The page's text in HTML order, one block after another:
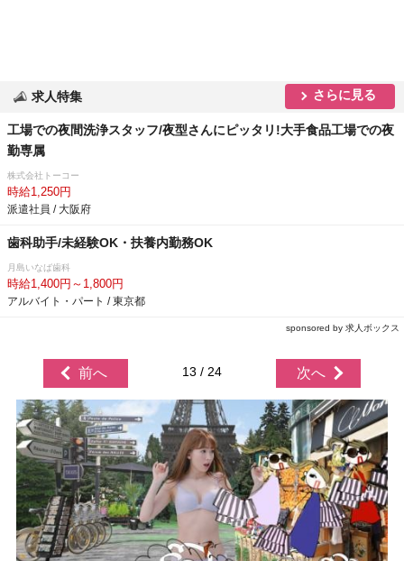
求人特集 さらに見る
工場での夜間洗浄スタッフ/夜型さんにピッタリ!大手食品工場での夜
勤専属
株式会社トーコー
時給1,250円
派遣社員 / 大阪府
歯科助手/未経験OK・扶養内勤務OK
月島いなば歯科
時給1,400円～1,800円
アルバイト・パート / 東京都
sponsored by 求人ボックス
前へ 13 / 24 次へ